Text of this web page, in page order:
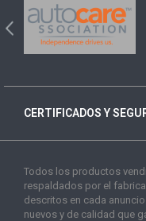
CERTIFICADOS Y
Todos los productos
respaldados por el
descritos en cada
nuevos y de calidad que